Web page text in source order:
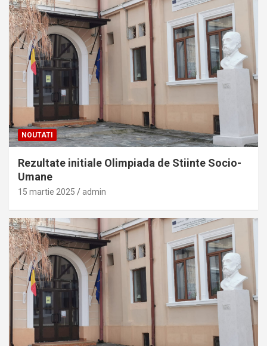
NOUTATI
Rezultate initiale Olimpiada de Stiinte Socio-
Umane
15 martie 2025 admin